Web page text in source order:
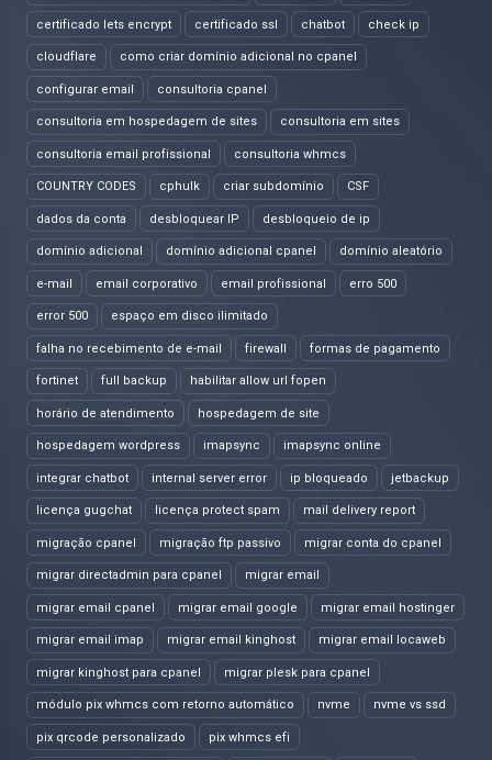
certificado lets encrypt certificado ssl chatbot check ip
cloudflare como criar domínio adicional no cpanel
configurar email consultoria cpanel
consultoria em hospedagem de sites consultoria em sites
consultoria email profissional consultoria whmcs
COUNTRY CODES cphulk criar subdomínio CSF
dados da conta desbloquear IP desbloqueio de ip
domínio adicional domínio adicional cpanel domínio aleatório
e-mail email corporativo email profissional erro 500
error 500 espaço em disco ilimitado
falha no recebimento de e-mail firewall formas de pagamento
fortinet full backup habilitar allow url fopen
horário de atendimento hospedagem de site
hospedagem wordpress imapsync imapsync online
integrar chatbot internal server error ip bloqueado jetbackup
licença gugchat licença protect spam mail delivery report
migração cpanel migração ftp passivo migrar conta do cpanel
migrar directadmin para cpanel migrar email
migrar email cpanel migrar email google migrar email hostinger
migrar email imap migrar email kinghost migrar email locaweb
migrar kinghost para cpanel migrar plesk para cpanel
módulo pix whmcs com retorno automático nvme nvme vs ssd
pix qrcode personalizado pix whmcs efi